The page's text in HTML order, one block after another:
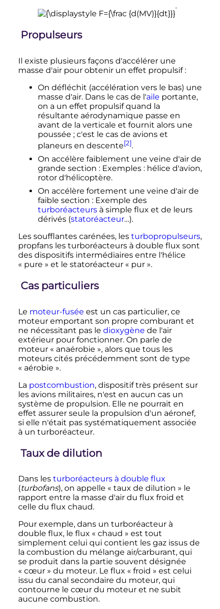
.
Propulseurs
Il existe plusieurs façons d'accélérer une
masse d'air pour obtenir un effet propulsif :
On défléchit (accélération vers le bas) une
masse d'air. Dans le cas de l'aile portante,
on a un effet propulsif quand la
résultante aérodynamique passe en
avant de la verticale et fournit alors une
poussée ; c'est le cas de avions et
planeurs en descente[2].
On accélère faiblement une veine d'air de
grande section : Exemples : hélice d'avion,
rotor d'hélicoptère.
On accélère fortement une veine d'air de
faible section : Exemple des
turboréacteursà simple flux et de leurs
dérivés (statoréacteur…).
Les soufflantes carénées, les turbopropulseurs,
propfans les turboréacteurs à double flux sont
des dispositifs intermédiaires entre l'hélice
« pure » et le statoréacteur « pur ».
Cas particuliers
Le moteur-fusée est un cas particulier, ce
moteur emportant son propre comburant et
ne nécessitant pas le dioxygène de l'air
extérieur pour fonctionner. On parle de
moteur « anaérobie », alors que tous les
moteurs cités précédemment sont de type
« aérobie ».
La postcombustion, dispositif très présent sur
les avions militaires, n'est en aucun cas un
système de propulsion. Elle ne pourrait en
effet assurer seule la propulsion d'un aéronef,
si elle n'était pas systématiquement associée
à un turboréacteur.
Taux de dilution
Dans les turboréacteurs à double flux
(turbofans), on appelle « taux de dilution » le
rapport entre la masse d'air du flux froid et
celle du flux chaud.
Pour exemple, dans un turboréacteur à
double flux, le flux « chaud » est tout
simplement celui qui contient les gaz issus de
la combustion du mélange air/carburant, qui
se produit dans la partie souvent désignée
« cœur » du moteur. Le flux « froid » est celui
issu du canal secondaire du moteur, qui
contourne le cœur du moteur et ne subit
aucune combustion.